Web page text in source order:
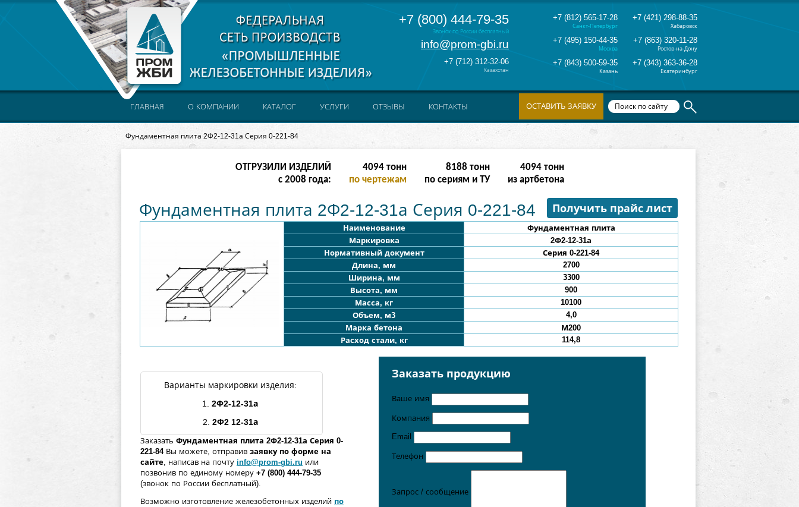
+7 (800) 444-79-35
Звонок по России бесплатный
info@prom-gbi.ru
+7 (712) 312-32-06
Казахстан
+7 (812) 565-17-28
Санкт-Петербург
+7 (421) 298-88-35
Хабаровск
+7 (495) 150-44-35
Москва
+7 (863) 320-11-28
Ростов-на-Дону
+7 (843) 500-59-35
Казань
+7 (343) 363-36-28
Екатеринбург
Фундаментная плита 2Ф2-12-31а Серия 0-221-84
ГЛАВНАЯ О КОМПАНИИ КАТАЛОГ УСЛУГИ ОТЗЫВЫ КОНТАКТЫ ОСТАВИТЬ ЗАЯВКУ
ОТГРУЗИЛИ ИЗДЕЛИЙ
с 2008 года:
16382тонн
по чертежам
32764 тонн
по сериям и ТУ
16382тонн
из артбетона
Получить прайс лист
Фундаментная плита 2Ф2-12-31а Серия 0-221-84
Наименование
Фундаментная плита
Маркировка
2Ф2-12-31а
Нормативный документ
Серия 0-221-84
Длина, мм
2700
Ширина, мм
3300
Высота, мм
900
Масса, кг
10100
Объем, м3
4,0
Марка бетона
М200
Расход стали, кг
114,8
Варианты маркировки изделия:
1. 2Ф2-12-31а
2. 2Ф2 12-31а
Заказать Фундаментная плита 2Ф2-12-31а Серия 0-
221-84 Вы можете, отправив заявку по форме на
сайте, написав на почту info@prom-gbi.ru или
позвонив по единому номеру +7 (800) 444-79-35
(звонок по России бесплатный).
Возможно изготовление железобетонных изделий по
Заказать продукцию
Ваше имя
Компания
Email
Телефон
Запрос / сообщение